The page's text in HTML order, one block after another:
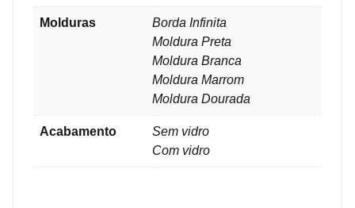
Molduras
Borda Infinita
Moldura Preta
Moldura Branca
Moldura Marrom
Moldura Dourada
Acabamento
Sem vidro
Com vidro